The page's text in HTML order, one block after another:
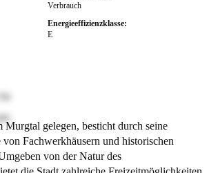
gelegen, besticht durch seine
Fachwerkhäusern und historischen
von der Natur des
Verbrauch
Energieeffizienzklasse:
E